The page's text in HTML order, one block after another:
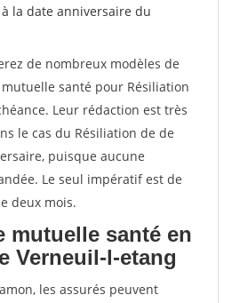
la date anniversaire du
de nombreux modèles de
santé pour Résiliation
Leur rédaction est très
le cas du Résiliation de de
puisque aucune
Le seul impératif est de
deux mois.
mutuelle santé en
Verneuil-l-etang
les assurés peuvent